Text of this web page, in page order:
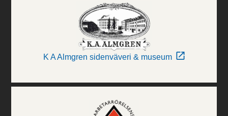
K A Almgren sidenväveri & museum